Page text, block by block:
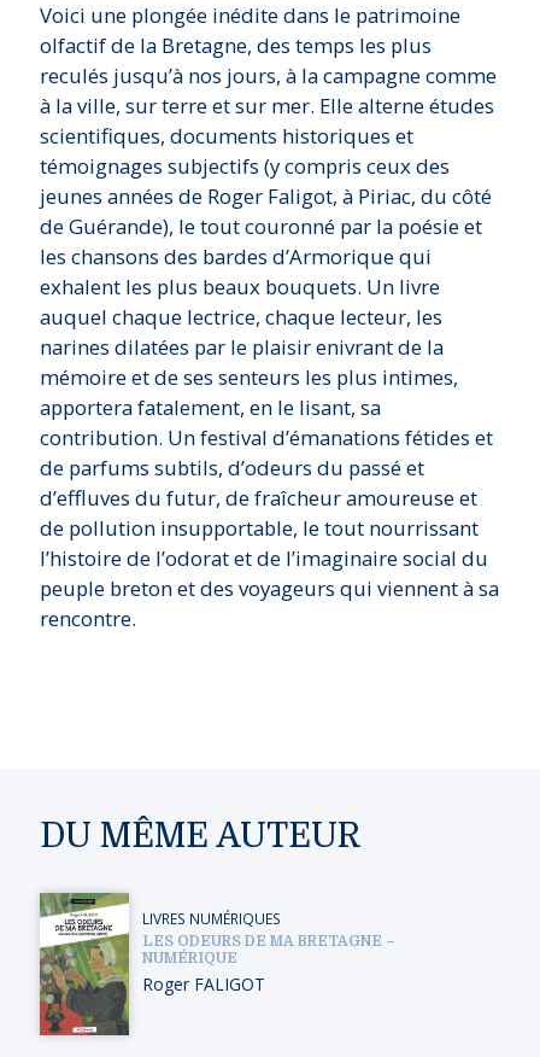
Voici une plongée inédite dans le patrimoine
olfactif de la Bretagne, des temps les plus
reculés jusqu’à nos jours, à la campagne comme
à la ville, sur terre et sur mer. Elle alterne études
scientifiques, documents historiques et
témoignages subjectifs (y compris ceux des
jeunes années de Roger Faligot, à Piriac, du côté
de Guérande), le tout couronné par la poésie et
les chansons des bardes d’Armorique qui
exhalent les plus beaux bouquets. Un livre
auquel chaque lectrice, chaque lecteur, les
narines dilatées par le plaisir enivrant de la
mémoire et de ses senteurs les plus intimes,
apportera fatalement, en le lisant, sa
contribution. Un festival d’émanations fétides et
de parfums subtils, d’odeurs du passé et
d’effluves du futur, de fraîcheur amoureuse et
de pollution insupportable, le tout nourrissant
l’histoire de l’odorat et de l’imaginaire social du
peuple breton et des voyageurs qui viennent à sa
rencontre.
DU MÊME AUTEUR
LIVRES NUMÉRIQUES
LES ODEURS DE MA BRETAGNE –
NUMÉRIQUE
Roger FALIGOT